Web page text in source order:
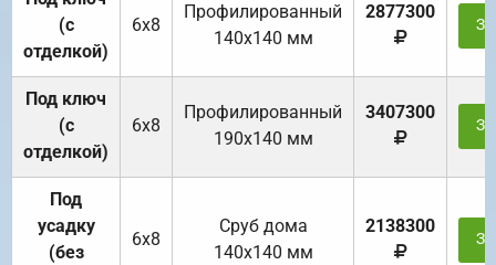
(с
отделкой)
6х8
Профилированный
140х140 мм
2877300
Под ключ
(с
отделкой)
6х8
Профилированный
190х140 мм
3407300
Под
усадку
(без
6х8
Cруб дома
140х140 мм
2138300